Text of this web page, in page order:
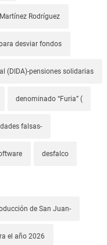
Rodríguez
desviar fondos
(DIDA)-pensiones solidarias
denominado “Furia” (
falsas-
desfalco
de San Juan-
el año 2026